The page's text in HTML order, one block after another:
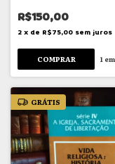
R$150,00
2 x de R$75,00 sem juros
1
GRÁTIS